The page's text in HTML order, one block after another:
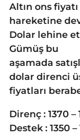
ı
l
a
g
o
Altın ons
hareketine
Dolar lehine
Gümüş bu
aşamada
dolar direnci
fiyatları
Direnç : 1370 –
Destek : 1350